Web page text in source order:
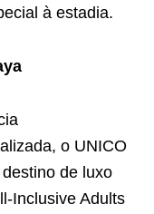
à estadia.
o UNICO
de luxo
Inclusive Adults